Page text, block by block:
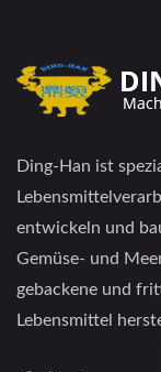
Ding-Han ist
entwickeln und
Gemüse- und
gebackene und
Lebensmittel